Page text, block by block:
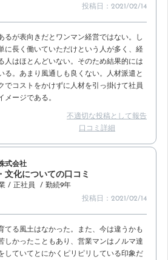
投稿日：2021/02/14
るが表向きだとワンマン経営ではない。し
に長く働いていただけという人が多く、経
人はほとんどいない。そのため結果的には
る。あまり風通しも良くない。人材派遣と
でコストをかけずに人材を引っ掛けて社員
メージである。
不適切な投稿として報告
口コミ詳細
式会社
文化についての口コミ
/ 正社員
/ 勤続9年
投稿日：2021/02/14
てる風土はなかった。また、今は違うかも
しかったこともあり、営業マンはノルマ達
していてとにかくピリピリしている印象だ